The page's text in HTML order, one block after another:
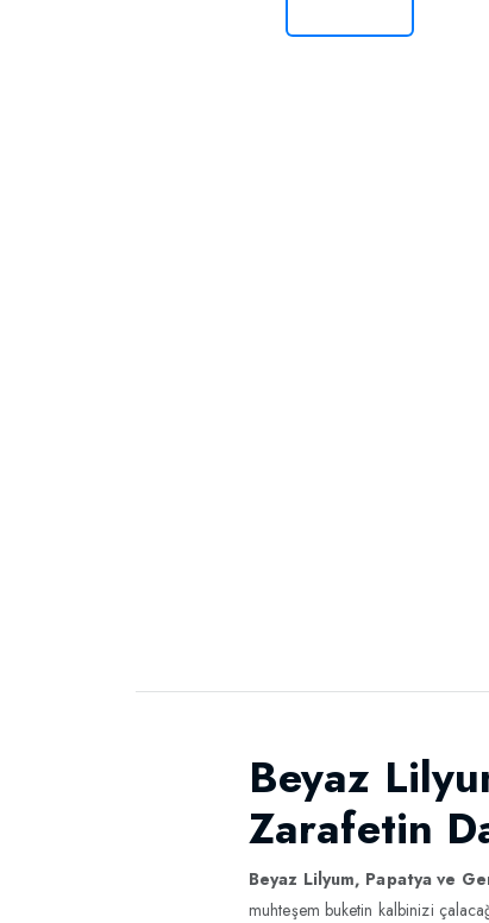
Beyaz
Zarafetin
Beyaz Lilyum, Papatya ve
muhteşem buketin kalbinizi